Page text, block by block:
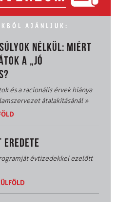
AJÁNLJUK:
NÉLKÜL: MIÉRT
A „JÓ
és a racionális érvek hiánya
átalakításánál»
évtizedekkel ezelőtt